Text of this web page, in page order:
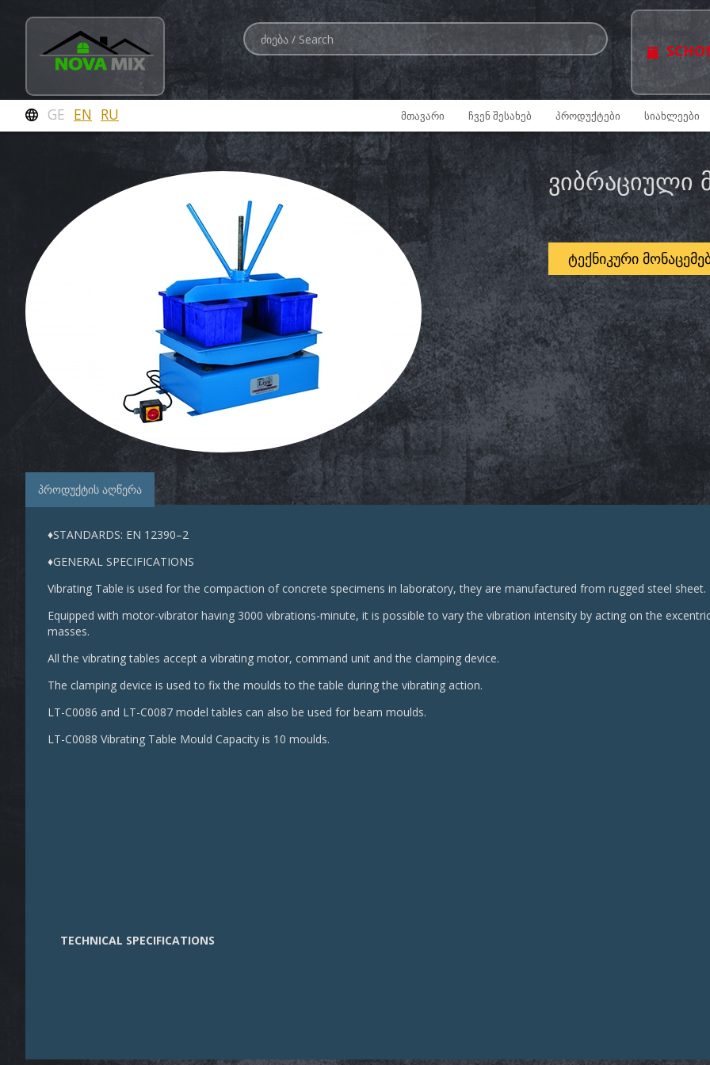
GE EN RU ᲛᲗᲐᲕᲐᲠᲘ ᲩᲕᲔᲜ ᲨᲔᲡᲐᲮᲔᲑ ᲞᲠᲝᲓᲣᲥᲢᲔᲑᲘ ᲡᲘᲐᲮᲚᲔᲔᲑᲘ
ᲕᲘᲑᲠᲐᲪᲘᲣᲚᲘ
ᲢᲔᲥᲜᲘᲙᲣᲠᲘ
პროდუქტის აღწერა
♦STANDARDS: EN 12390–2
♦GENERAL SPECIFICATIONS
Vibrating Table is used for the compaction of concrete specimens in laboratory, they are manufactured from rugged steel sheet.
Equipped with motor-vibrator having 3000 vibrations-minute, it is possible to vary the vibration intensity by acting on the
masses.
All the vibrating tables accept a vibrating motor, command unit and the clamping device.
The clamping device is used to fix the moulds to the table during the vibrating action.
LT-C0086 and LT-C0087 model tables can also be used for beam moulds.
LT-C0088 Vibrating Table Mould Capacity is 10 moulds.
TECHNICAL SPECIFICATIONS